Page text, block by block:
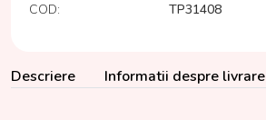
COD: TP31408
Descriere Informatii despre livrare